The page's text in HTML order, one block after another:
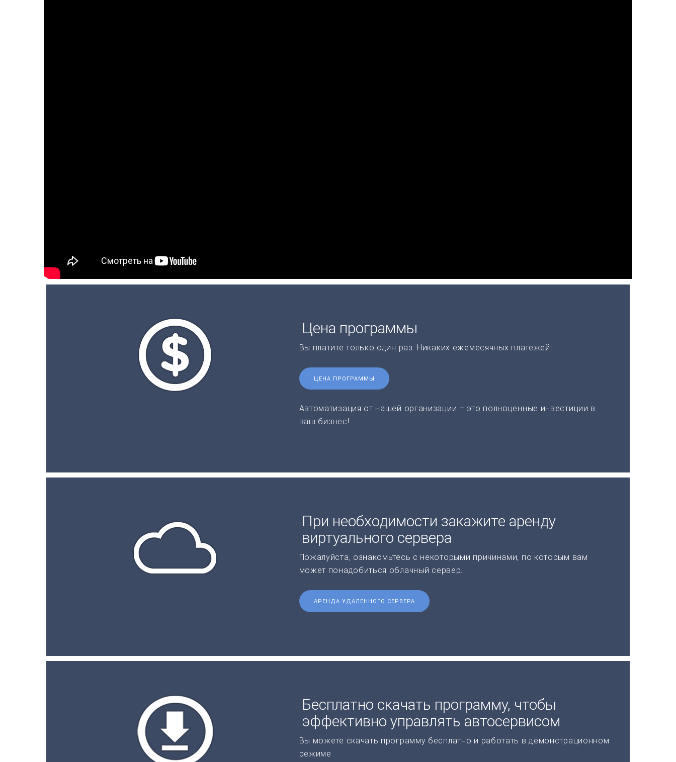
Цена программы
Вы платите только один раз. Никаких ежемесячных платежей!
ЦЕНА ПРОГРАММЫ
Автоматизация от нашей организации – это полноценные инвестиции в
ваш бизнес!
При необходимости закажите аренду
виртуального сервера
Пожалуйста, ознакомьтесь с некоторыми причинами, по которым вам
может понадобиться облачный сервер.
АРЕНДА УДАЛЕННОГО СЕРВЕРА
Бесплатно скачать программу, чтобы
эффективно управлять автосервисом
Вы можете скачать программу бесплатно и работать в демонстрационном
режиме